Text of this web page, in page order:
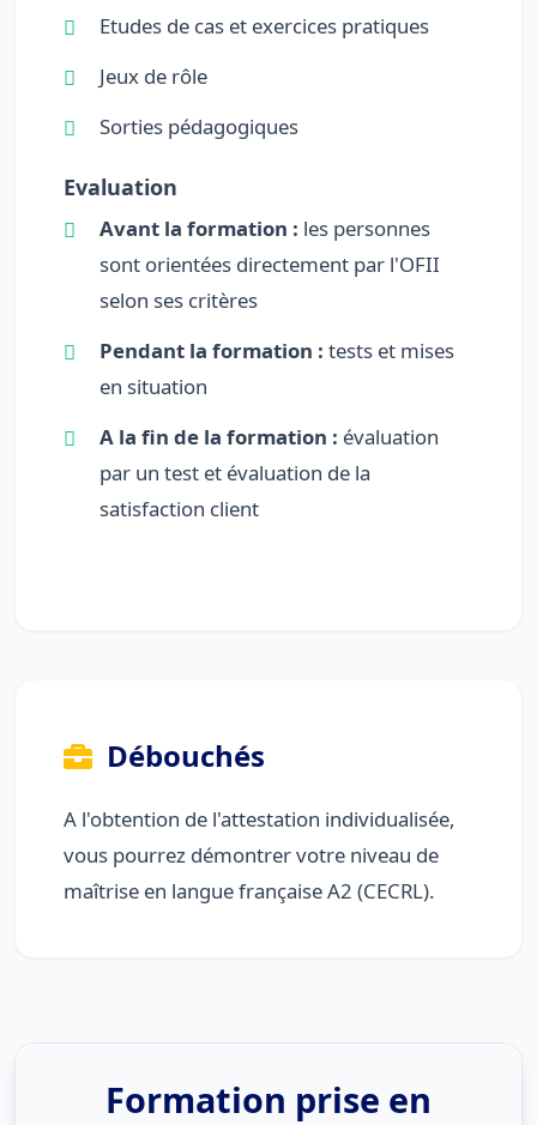
Etudes de cas et exercices pratiques
Jeux de rôle
Sorties pédagogiques
Evaluation
Avant la formation : les personnes
sont orientées directement par l'OFII
selon ses critères
Pendant la formation : tests et mises
en situation
A la fin de la formation : évaluation
par un test et évaluation de la
satisfaction client
Débouchés
A l'obtention de l'attestation individualisée,
vous pourrez démontrer votre niveau de
maîtrise en langue française A2 (CECRL).
Formation prise en